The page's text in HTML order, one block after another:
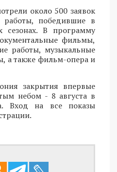
около 500 заявок
победившие в
сезонах. В программу
фильмы,
работы, музыкальные
а также фильм-опера и
закрытия впервые
небом - 8 августа в
Вход на все показы